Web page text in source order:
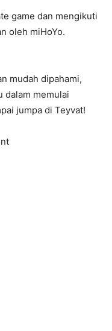
game dan mengikuti
oleh miHoYo.
mudah dipahami,
dalam memulai
jumpa di Teyvat!